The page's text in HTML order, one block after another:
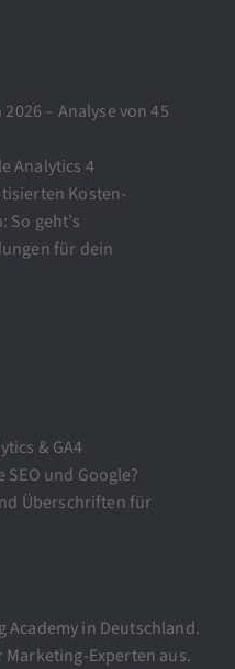
– Analyse von 45
Analytics 4
Kosten-
geht’s
für dein
& GA4
und Google?
Überschriften für
in Deutschland.
Experten aus.